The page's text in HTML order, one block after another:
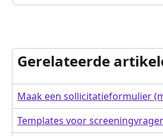
Gerelateerde
Maak een sollicitatieformulier
Templates voor